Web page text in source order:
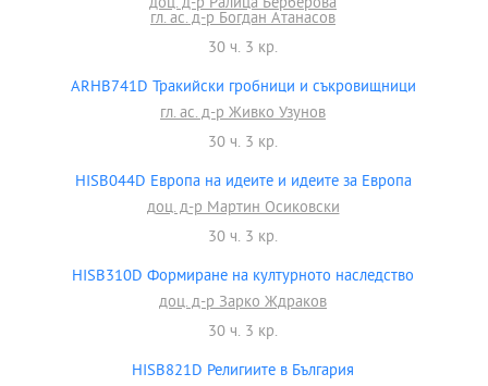
гл. ас. д-р Богдан Атанасов
30 ч. 3 кр.
ARHB741D Тракийски гробници и съкровищници
гл. ас. д-р Живко Узунов
30 ч. 3 кр.
HISB044D Европа на идеите и идеите за Европа
доц. д-р Мартин Осиковски
30 ч. 3 кр.
HISB310D Формиране на културното наследство
доц. д-р Зарко Ждраков
30 ч. 3 кр.
HISB821D Религиите в България